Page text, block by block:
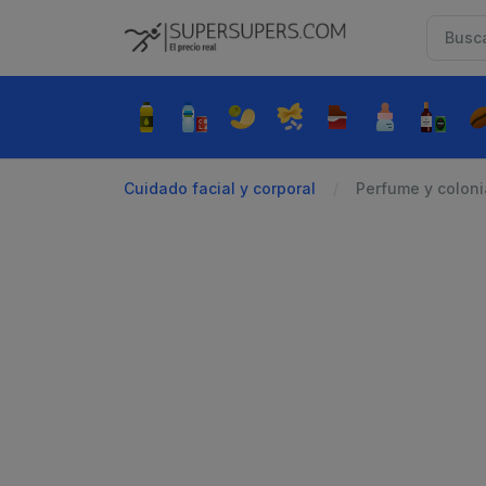
Cuidado facial y corporal Perfume y